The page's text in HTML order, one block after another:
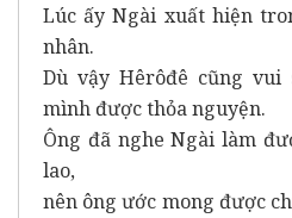
Lúc ấy Ngài xuất hiện
nhân.
Dù vậy Hêrôđê cũng
mình được thỏa nguyện.
Ông đã nghe Ngài làm
lao,
nên ông ước mong được